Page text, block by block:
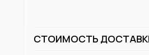
СТОИМОСТЬ